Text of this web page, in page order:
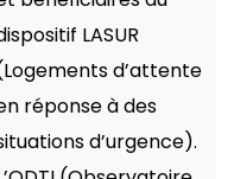
LASUR
d’attente
réponse à des
d’urgence).